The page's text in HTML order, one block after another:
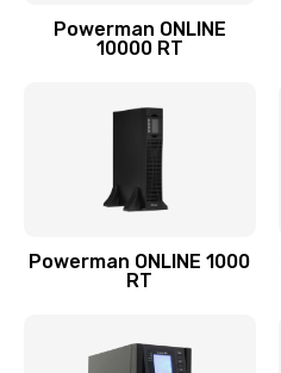
Powerman ONLINE
10000 RT
Powerman ONLINE 1000
RT